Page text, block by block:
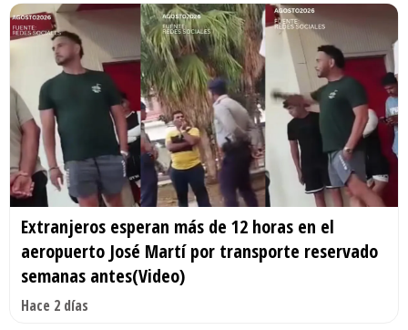
Extranjeros esperan más de 12 horas en el
aeropuerto José Martí por transporte reservado
semanas antes(Video)
Hace 2 días